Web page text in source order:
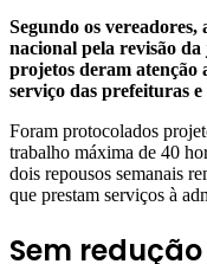
Segundo os
nacional pela revisão
projetos deram atenção
serviço das prefeituras
Foram protocolados
trabalho máxima de 40
dois repousos semanais
que prestam serviços à
Sem